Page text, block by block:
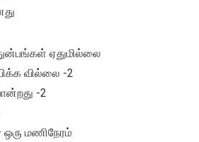
ஏதுமில்லை
வில்லை -2
-2
ஒரு மணிநேரம்